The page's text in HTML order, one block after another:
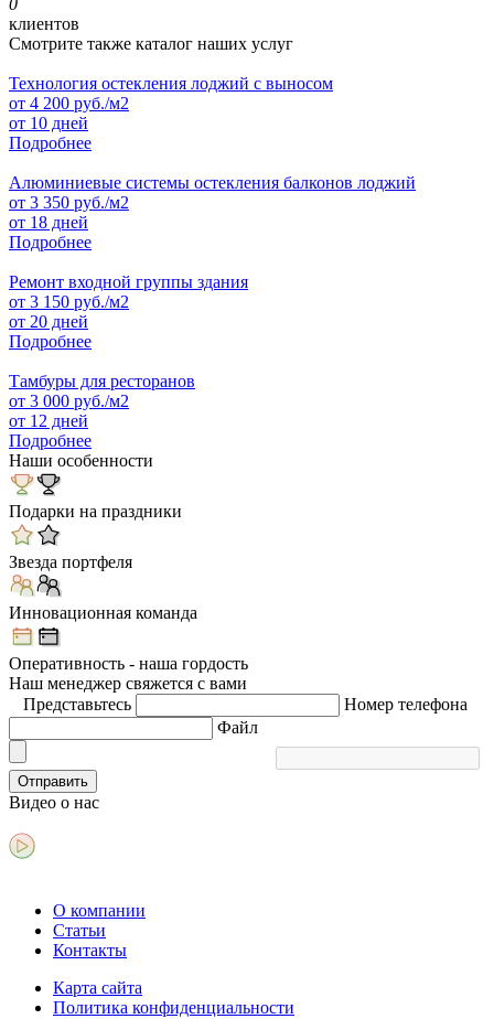
клиентов
Смотрите также каталог наших услуг
Технология остекления лоджий с выносом
от 4 200 руб./м2
от 10 дней
Подробнее
Алюминиевые системы остекления балконов лоджий
от 3 350 руб./м2
от 18 дней
Подробнее
Ремонт входной группы здания
от 3 150 руб./м2
от 20 дней
Подробнее
Тамбуры для ресторанов
от 3 000 руб./м2
от 12 дней
Подробнее
Наши особенности
Подарки на праздники
Звезда портфеля
Инновационная команда
Оперативность - наша гордость
Наш менеджер свяжется с вами
Представьтесь
Номер телефона
Файл
Отправить
Видео о нас
О компании
Статьи
Контакты
Карта сайта
Политика конфиденциальности